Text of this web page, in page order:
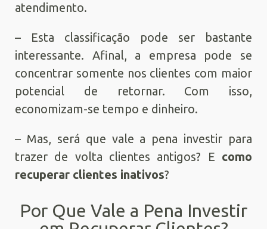
atendimento.
– Esta classificação pode ser bastante
interessante. Afinal, a empresa pode se
concentrar somente nos clientes com maior
potencial de retornar. Com isso,
economizam-se tempo e dinheiro.
– Mas, será que vale a pena investir para
trazer de volta clientes antigos? E como
recuperar clientes inativos?
Por Que Vale a Pena Investir